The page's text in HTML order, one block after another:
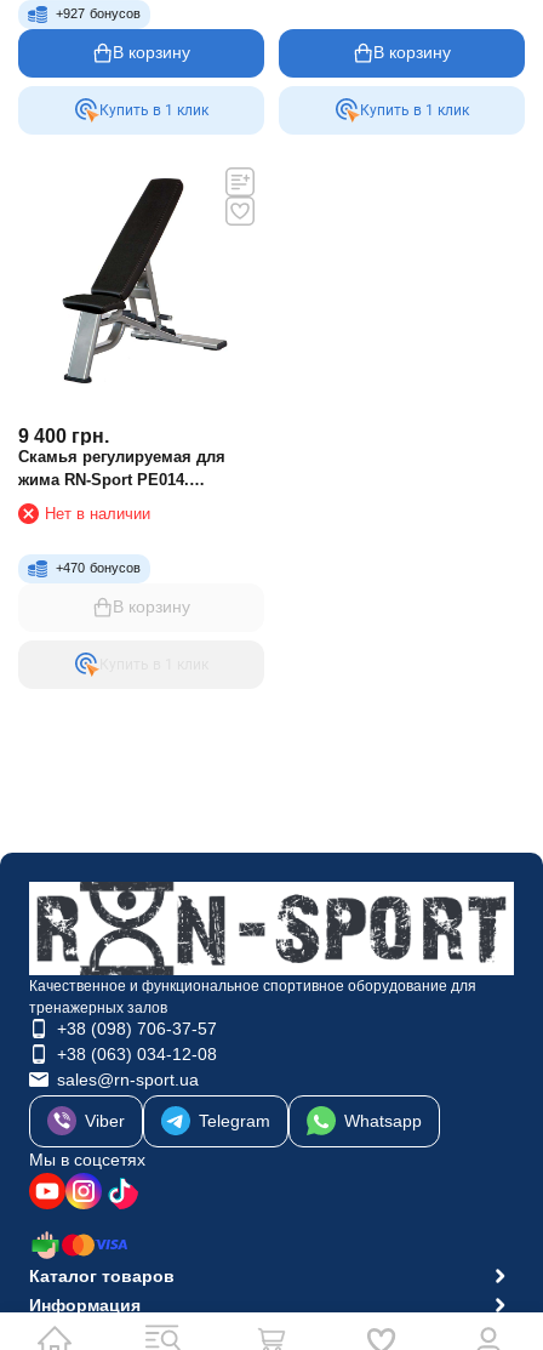
+927 бонусов
В корзину
Купить в 1 клик
В корзину
Купить в 1 клик
9 400 грн.
Скамья регулируемая для
жима RN-Sport PE014.
Профиль рамы 100х50мм
Нет в наличии
+470 бонусов
В корзину
Купить в 1 клик
Качественное и функциональное спортивное оборудование для
тренажерных залов
+38 (098) 706-37-57
+38 (063) 034-12-08
sales@rn-sport.ua
Viber Telegram
Whatsapp
Мы в соцсетях
Каталог товаров
Информация
© 2010-2026 Интернет-магазин RN-Sport